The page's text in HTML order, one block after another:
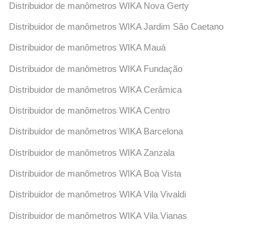
Distribuidor de manômetros WIKA Nova Gerty
Distribuidor de manômetros WIKA Jardim São Caetano
Distribuidor de manômetros WIKA Mauá
Distribuidor de manômetros WIKA Fundação
Distribuidor de manômetros WIKA Cerâmica
Distribuidor de manômetros WIKA Centro
Distribuidor de manômetros WIKA Barcelona
Distribuidor de manômetros WIKA Zanzala
Distribuidor de manômetros WIKA Boa Vista
Distribuidor de manômetros WIKA Vila Vivaldi
Distribuidor de manômetros WIKA Vila Vianas